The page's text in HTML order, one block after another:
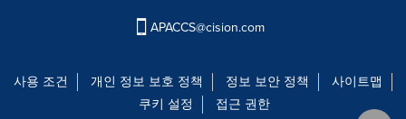
APACCS@cision.com
사용 조건 개인 정보 보호 정책 정보 보안 정책
사이트맵
쿠키 설정
접근 권한